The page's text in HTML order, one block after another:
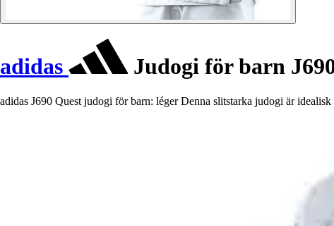
adidas Judogi för barn
adidas J690 Quest judogi för barn: léger Denna slitstarka judogi är